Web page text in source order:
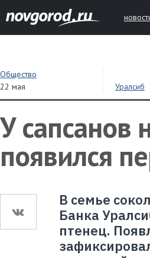
Общество
22 мая
Уралсиб
У сапсанов
появился
В семье
Банка
птенец.